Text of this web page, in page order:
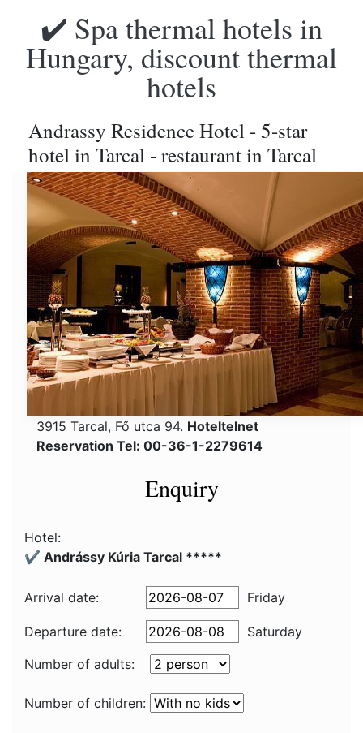
✔️ Spa thermal hotels in
Hungary, discount thermal
hotels
Andrassy Residence Hotel - 5-star
hotel in Tarcal - restaurant in Tarcal
3915 Tarcal, Fő utca 94. Hoteltelnet
Reservation Tel: 00-36-1-2279614
Enquiry
Hotel:
✔️ Andrássy Kúria Tarcal *****
Arrival date: Friday
Departure date:
Saturday
Number of adults:
Number of children: